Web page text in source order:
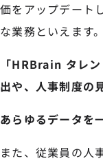
価をアップデート
な業務といえます。
「HRBrain タレ
出や、人事制度の
あらゆるデータを
また、従業員の人